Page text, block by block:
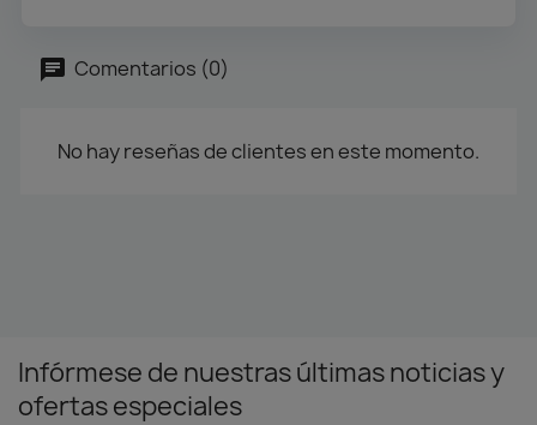
Comentarios (0)
No hay reseñas de clientes en este momento.
Infórmese de nuestras últimas noticias y
ofertas especiales